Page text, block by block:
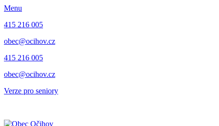
Menu
415 216 005
obec@ocihov.cz
415 216 005
obec@ocihov.cz
Verze pro seniory